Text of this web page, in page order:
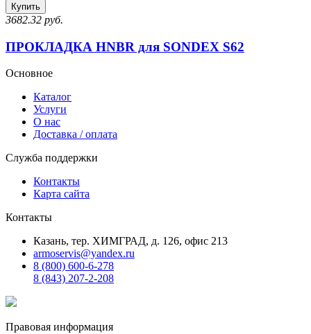
Купить
3682.32 руб.
ПРОКЛАДКА HNBR для SONDEX S62
Основное
Каталог
Услуги
О нас
Доставка / оплата
Служба поддержки
Контакты
Карта сайта
Контакты
Казань, тер. ХИМГРАД, д. 126, офис 213
armoservis@yandex.ru
8 (800) 600-6-278
8 (843) 207-2-208
Правовая информация